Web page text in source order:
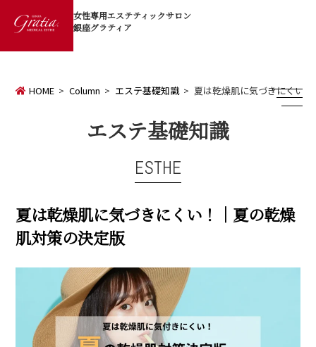
女性専用エステティックサロン
銀座グラティア
HOME Column エステ基礎知識 夏は乾燥肌に気づきにくい
エステ基礎知識
ESTHE
夏は乾燥肌に気づきにくい！｜夏の乾燥
肌対策の決定版